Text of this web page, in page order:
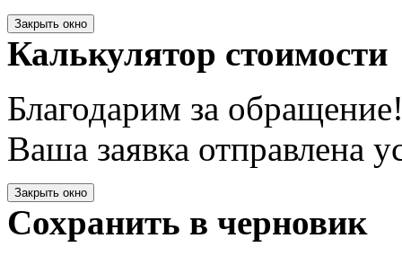
Закрыть окно
Калькулятор стоимости
Благодарим за
Ваша заявка отправлена
Закрыть окно
Сохранить в черновик